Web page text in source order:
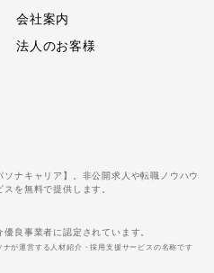
会社案内
法人のお客様
ナキャリア】。非公開求人や転職ノウハウ
を無料で提供します。
優良事業者に認定されています。
が運営する人材紹介・採用支援サービスの名称です